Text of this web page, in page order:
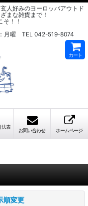
人好みのヨーロッパアウトド
まな雑貨まで！
そ！！
月曜 TEL 042-519-8074
カート
法表
お問い合わせ ホームページ
順変更